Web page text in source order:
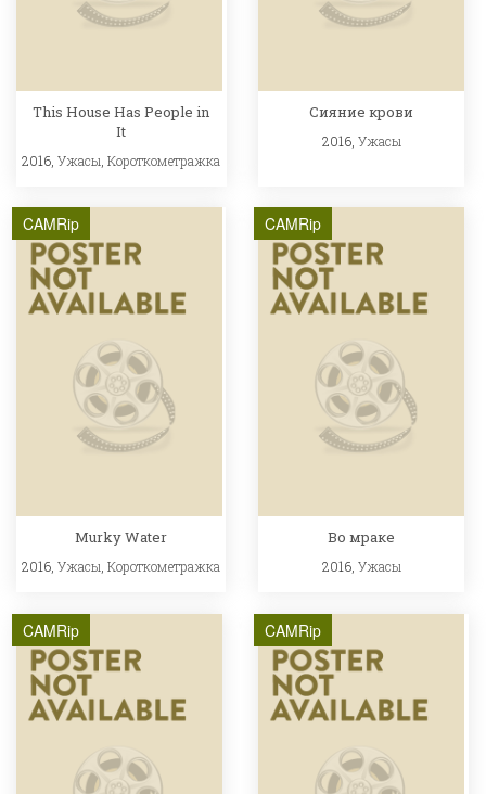
This House Has People in
It
2016,Ужасы ,Короткометражка
Сияние крови
2016, Ужасы
CAMRip
Murky Water
2016, Ужасы, Короткометражка
CAMRip
Во мраке
2016, Ужасы
CAMRip CAMRip